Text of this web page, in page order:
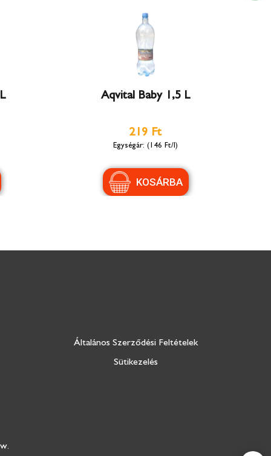
Aqvital Baby 1,5 L
219 Ft
(146 Ft/l)
Általános Szerződési Feltételek
Sütikezelés